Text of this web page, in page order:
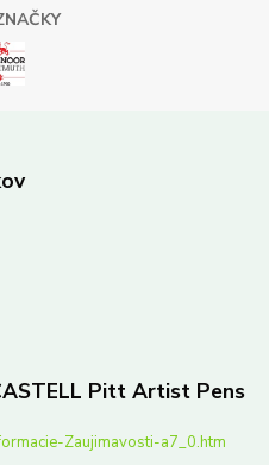
Pitt Artist Pens
Zaujimavosti-a7_0.htm